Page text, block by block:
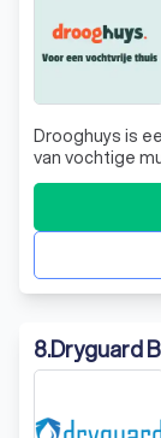
Drooghuys is
van vochtige
behandelen
zo onze
8.Dryguard